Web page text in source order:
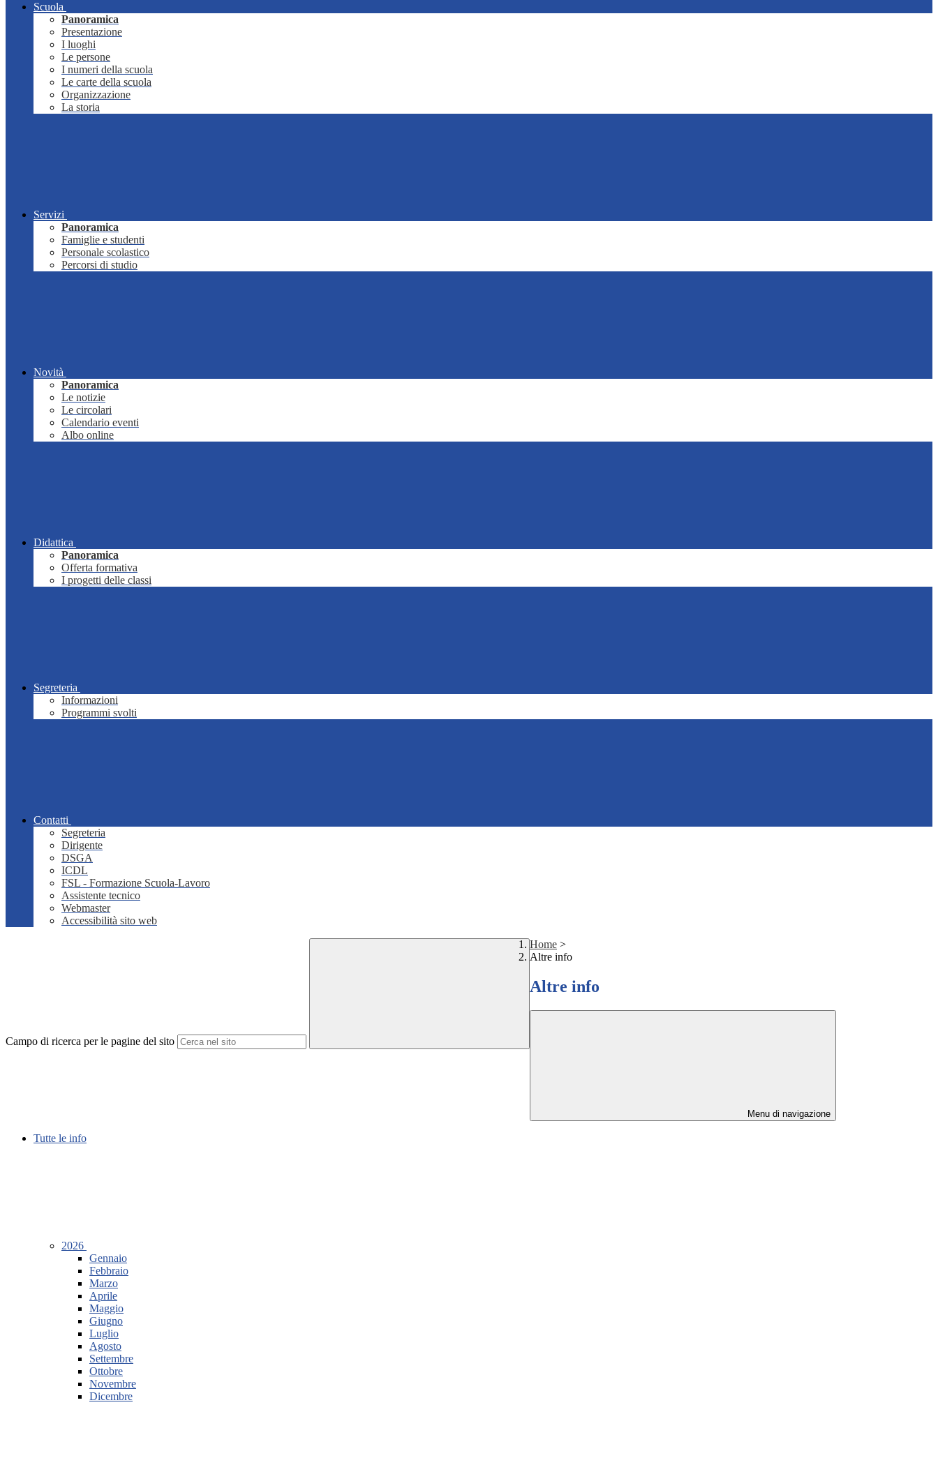
Scuola
Panoramica
Presentazione
I luoghi
Le persone
I numeri della scuola
Le carte della scuola
Organizzazione
La storia
Servizi
Panoramica
Famiglie e studenti
Personale scolastico
Percorsi di studio
Novità
Panoramica
Le notizie
Le circolari
Calendario eventi
Albo online
Didattica
Panoramica
Offerta formativa
I progetti delle classi
Segreteria
Informazioni
Programmi svolti
Contatti
Segreteria
Dirigente
DSGA
ICDL
FSL - Formazione Scuola-Lavoro
Assistente tecnico
Webmaster
Accessibilità sito web
Campo di ricerca per le pagine del sito
Home >
Altre info
Altre info
Menu di navigazione
Tutte le info
2026
Gennaio
Febbraio
Marzo
Aprile
Maggio
Giugno
Luglio
Agosto
Settembre
Ottobre
Novembre
Dicembre